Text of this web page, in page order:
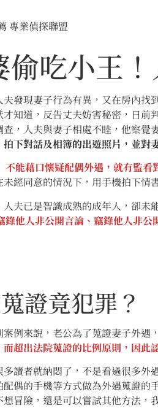
專業偵探聯盟
偷吃小王
夫發現妻子行為有異，又在房內
才知道，反告丈夫妨害秘密，日前
查，人夫與妻子相處不睦，他察覺
拍下對話及相簿的出遊照片，並對
不能藉口懷疑配偶外遇，就有監看
未經同意的情況下，用手機拍下情
人夫已是智識成熟的成年人，卻未
錄他人非公開言論、竊錄他人非
證竟犯罪？
來說，老公為了蒐證妻子外遇
而超出法院蒐證的比例原則，因此
者就納悶了，不是看過很多外遇
偶的手機等方式做為外遇蒐證的
想冒險，還是可以嘗試其他方法，